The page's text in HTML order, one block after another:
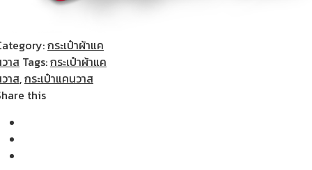
กระเป๋าผ้าแค
าส Tags:กระเป๋าผ้าแค
าส,กระเป๋าแคนวาส
this